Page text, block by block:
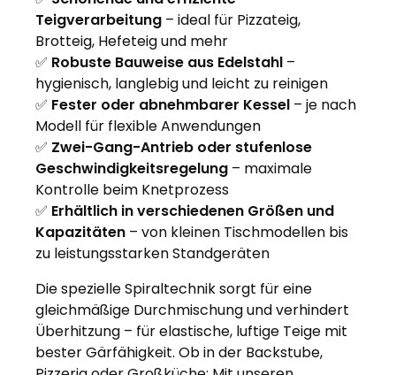
Teigverarbeitung – ideal für Pizzateig,
Brotteig, Hefeteig und mehr
✅ Robuste Bauweise aus Edelstahl –
hygienisch, langlebig und leicht zu reinigen
✅ Fester oder abnehmbarer Kessel – je nach
Modell für flexible Anwendungen
✅ Zwei-Gang-Antrieb oder stufenlose
Geschwindigkeitsregelung – maximale
Kontrolle beim Knetprozess
✅ Erhältlich in verschiedenen Größen und
Kapazitäten – von kleinen Tischmodellen bis
zu leistungsstarken Standgeräten
Die spezielle Spiraltechnik sorgt für eine
gleichmäßige Durchmischung und verhindert
Überhitzung – für elastische, luftige Teige mit
bester Gärfähigkeit. Ob in der Backstube,